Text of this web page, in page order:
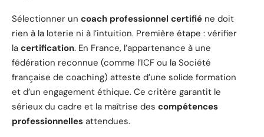
Sélectionner un coach professionnel certifié ne doit
rien à la loterie ni à l’intuition. Première étape : vérifier
la certification. En France, l’appartenance à une
fédération reconnue (comme l’ICF ou la Société
française de coaching) atteste d’une solide formation
et d’un engagement éthique. Ce critère garantit le
sérieux du cadre et la maîtrise des compétences
professionnelles attendues.